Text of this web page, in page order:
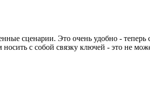
сценарии. Это очень удобно -
с собой связку ключей - это не